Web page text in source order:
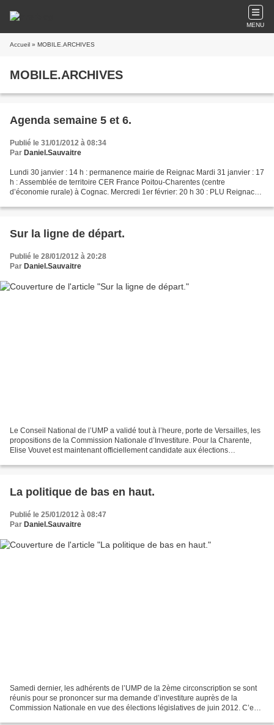
MENU
Accueil » MOBILE.ARCHIVES
MOBILE.ARCHIVES
Agenda semaine 5 et 6.
Publié le 31/01/2012 à 08:34
Par Daniel.Sauvaitre
Lundi 30 janvier : 14 h : permanence mairie de Reignac Mardi 31 janvier : 17
h : Assemblée de territoire CER France Poitou-Charentes (centre
d’économie rurale) à Cognac. Mercredi 1er février: 20 h 30 : PLU Reignac
Sur la ligne de départ.
Publié le 28/01/2012 à 20:28
Par Daniel.Sauvaitre
Le Conseil National de l’UMP a validé tout à l’heure, porte de Versailles, les
propositions de la Commission Nationale d’Investiture. Pour la Charente,
Elise Vouvet est maintenant officiellement candidate aux élections
La politique de bas en haut.
Publié le 25/01/2012 à 08:47
Par Daniel.Sauvaitre
Samedi dernier, les adhérents de l’UMP de la 2ème circonscription se sont
réunis pour se prononcer sur ma demande d’investiture auprès de la
Commission Nationale en vue des élections législatives de juin 2012. C’est